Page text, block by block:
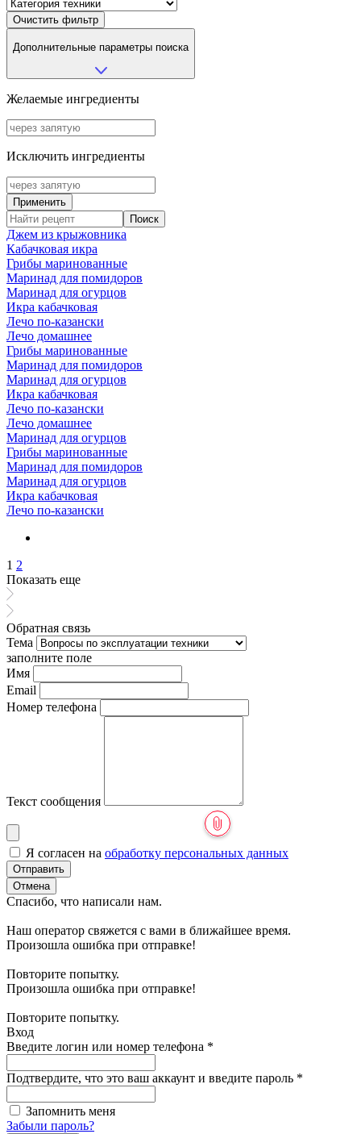
Очистить фильтр
Дополнительные параметры поиска
Желаемые ингредиенты
Исключить ингредиенты
Применить
Джем из крыжовника
Кабачковая икра
Грибы маринованные
Маринад для помидоров
Маринад для огурцов
Икра кабачковая
Лечо по-казански
Лечо домашнее
Грибы маринованные
Маринад для помидоров
Маринад для огурцов
Икра кабачковая
Лечо по-казански
Лечо домашнее
Маринад для огурцов
Грибы маринованные
Маринад для помидоров
Маринад для огурцов
Икра кабачковая
Лечо по-казански
1 2
Показать еще
Обратная связь
Тема
заполните поле
Имя
Email
Номер телефона
Текст сообщения
Я согласен на обработку персональных данных
Отправить
Отмена
Спасибо, что написали нам.
Наш оператор свяжется с вами в ближайшее время.
Произошла ошибка при отправке!
Повторите попытку.
Произошла ошибка при отправке!
Повторите попытку.
Вход
Введите логин или номер телефона *
Подтвердите, что это ваш аккаунт и введите пароль *
Запомнить меня
Забыли пароль?